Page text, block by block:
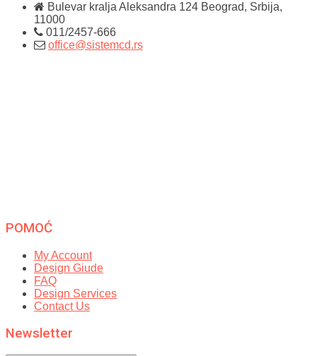
Bulevar kralja Aleksandra 124 Beograd, Srbija,
11000
011/2457-666
office@sistemcd.rs
POMOĆ
My Account
Design Giude
FAQ
Design Services
Contact Us
Newsletter